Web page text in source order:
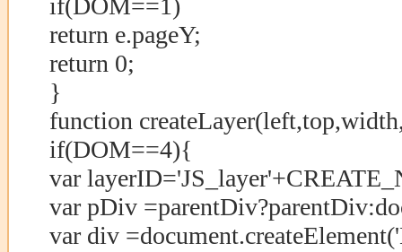
if(DOM==1)
return e.pageY;
return 0;
}
function
if(DOM==4){
var
var pDiv
var div